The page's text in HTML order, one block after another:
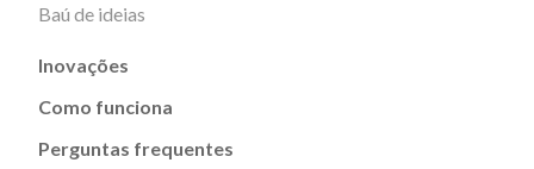
Baú de ideias
Inovações
Como funciona
Perguntas frequentes